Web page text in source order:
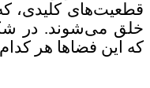
قطعیت‌های کلیدی،
خلق می‌شوند. در
که این فضاها هر